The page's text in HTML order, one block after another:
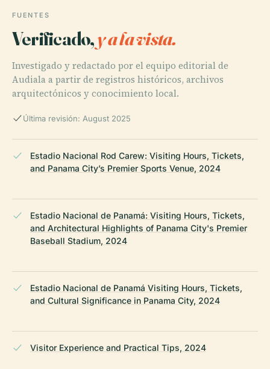
FUENTES
Verificado,y a la vista.
Investigado y redactado por el equipo editorial de
Audiala a partir de registros históricos, archivos
arquitectónicos y conocimiento local.
Última revisión: August 2025
Estadio Nacional Rod Carew: Visiting Hours, Tickets,
and Panama City’s Premier Sports Venue, 2024
Estadio Nacional de Panamá: Visiting Hours, Tickets,
and Architectural Highlights of Panama City's Premier
Baseball Stadium, 2024
Estadio Nacional de Panamá Visiting Hours, Tickets,
and Cultural Significance in Panama City, 2024
Visitor Experience and Practical Tips, 2024